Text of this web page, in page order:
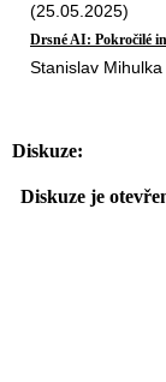
(25.05.2025)
Drsné AI: Pokročilé
Stanislav
Diskuze:
Diskuze je